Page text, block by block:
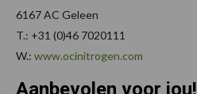
6167 AC Geleen
T.: +31 (0)46 7020111
W.: www.ocinitrogen.com
Aanbevolen voor jou!